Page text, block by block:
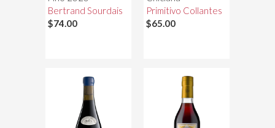
Bertrand Sourdais
$74.00
Primitivo Collantes
$65.00